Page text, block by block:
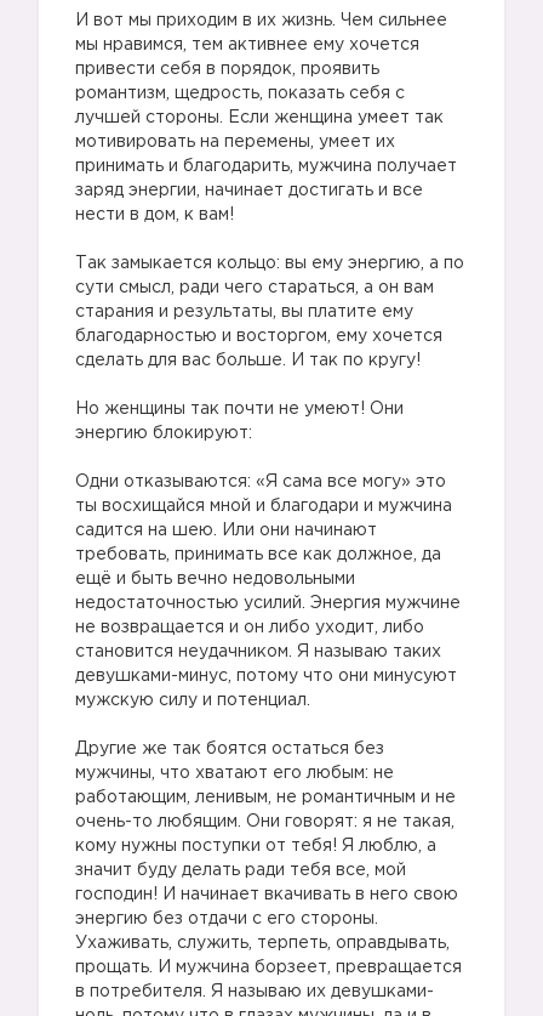
И вот мы приходим в их жизнь. Чем сильнее
мы нравимся, тем активнее ему хочется
привести себя в порядок, проявить
романтизм, щедрость, показать себя с
лучшей стороны. Если женщина умеет так
мотивировать на перемены, умеет их
принимать и благодарить, мужчина получает
заряд энергии, начинает достигать и все
нести в дом, к вам!
Так замыкается кольцо: вы ему энергию, а по
сути смысл, ради чего стараться, а он вам
старания и результаты, вы платите ему
благодарностью и восторгом, ему хочется
сделать для вас больше. И так по кругу!
Но женщины так почти не умеют! Они
энергию блокируют:
Одни отказываются: «Я сама все могу» это
ты восхищайся мной и благодари и мужчина
садится на шею. Или они начинают
требовать, принимать все как должное, да
ещё и быть вечно недовольными
недостаточностью усилий. Энергия мужчине
не возвращается и он либо уходит, либо
становится неудачником. Я называю таких
девушками-минус, потому что они минусуют
мужскую силу и потенциал.
Другие же так боятся остаться без
мужчины, что хватают его любым: не
работающим, ленивым, не романтичным и не
очень-то любящим. Они говорят: я не такая,
кому нужны поступки от тебя! Я люблю, а
значит буду делать ради тебя все, мой
господин! И начинает вкачивать в него свою
энергию без отдачи с его стороны.
Ухаживать, служить, терпеть, оправдывать,
прощать. И мужчина борзеет, превращается
в потребителя. Я называю их девушками-